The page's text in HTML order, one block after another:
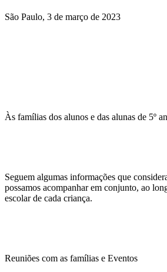
São Paulo, 3 de março de 2023
Às famílias dos alunos e das alunas de 5º
Seguem algumas informações que
possamos acompanhar em conjunto, ao
escolar de cada criança.
Reuniões com as famílias e Eventos